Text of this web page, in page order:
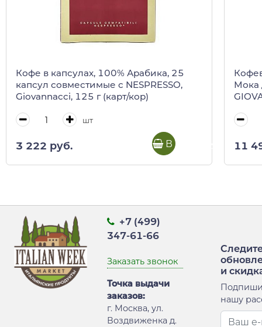
Кофе в капсулах, 100% Арабика, 25
капсул совместимые с NESPRESSO,
Giovannacci, 125 г (карт/кор)
шт
3 222 руб. В корзину
Мока
11
+7 (499)
347-61-66
Заказать звонок
Точка выдачи
заказов:
г. Москва, ул.
Воздвиженка д.
и
нашу